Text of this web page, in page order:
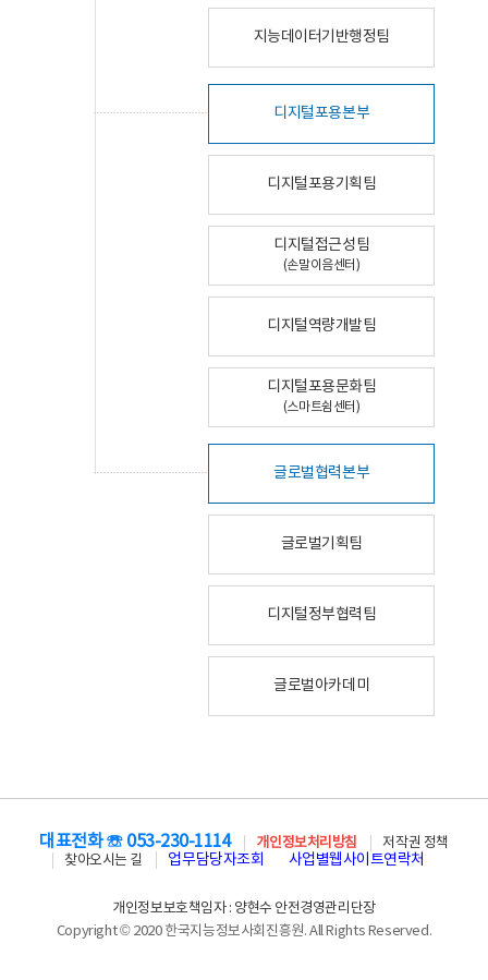
지능데이터기반행정팀
디지털포용본부
디지털포용기획팀
디지털접근성팀
(손말이음센터)
디지털역량개발팀
디지털포용문화팀
(스마트쉼센터)
글로벌협력본부
글로벌기획팀
디지털정부협력팀
글로벌아카데미
대표전화 ☏ 053-230-1114 개인정보처리방침
저작권 정책
찾아오시는 길
업무담당자조회 사업별웹사이트연락처
개인정보보호책임자 : 양현수 안전경영관리단장
Copyright © 2020 한국지능정보사회진흥원. All Rights Reserved.